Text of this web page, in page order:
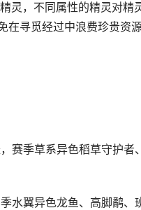
灵，不同属性的精灵对精
在寻觅经过中浪费珍贵资
赛季草系异色稻草守护者
水翼异色龙鱼、高脚鹬、